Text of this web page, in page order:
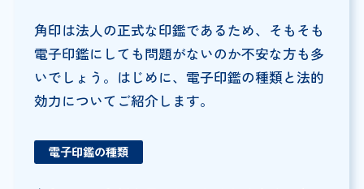
角印は法人の正式な印鑑であるため、そもそも
電子印鑑にしても問題がないのか不安な方も多
いでしょう。はじめに、電子印鑑の種類と法的
効力についてご紹介します。
電子印鑑の種類